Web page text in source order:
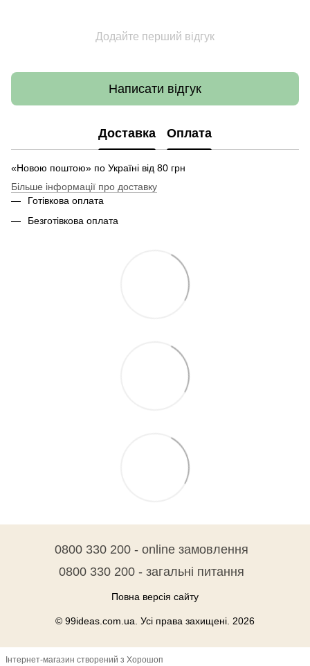
Додайте перший відгук
Написати відгук
Доставка Оплата
«Новою поштою» по Україні від 80 грн
Більше інформації про доставку
Готівкова оплата
Безготівкова оплата
0800 330 200 - online замовлення
0800 330 200 - загальні питання
Повна версія сайту
© 99ideas.com.ua. Усі права захищені. 2026
Інтернет-магазин створений з Хорошоп